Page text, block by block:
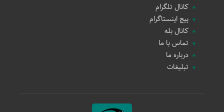
کانال تلگرام
پیج اینستاگرام
کانال بله
تماس با ما
درباره ما
تبلیغات